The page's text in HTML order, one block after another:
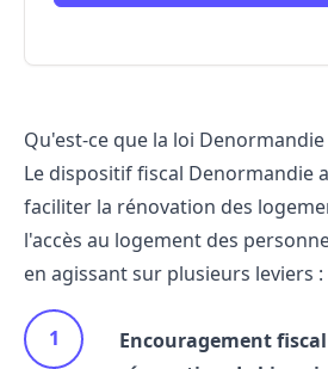
Qu'est-ce que la loi Denormandie
Le dispositif fiscal Denormandie
faciliter la rénovation des
l'accès au logement des
en agissant sur plusieurs leviers :
Encouragement